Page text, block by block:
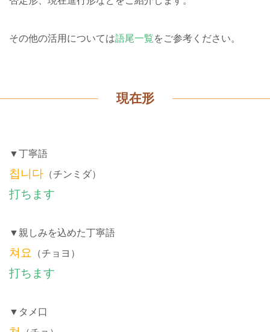
その他の活用については語尾一覧をご参考ください。
現在形
▼丁寧語
칩니다 （チンミダ）
打ちます
▼親しみを込めた丁寧語
쳐요 （チョヨ）
打ちます
▼タメ口